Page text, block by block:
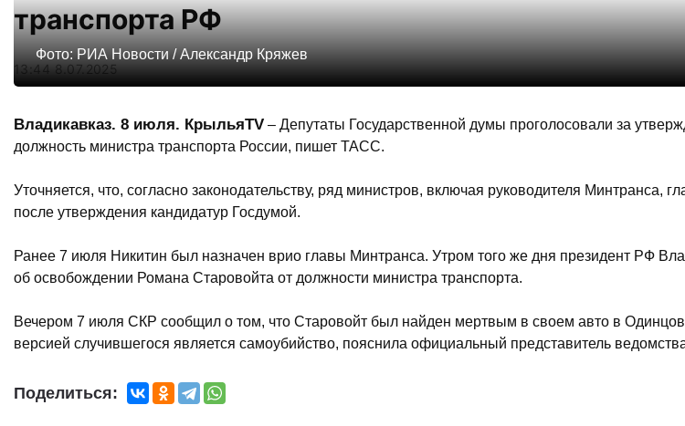
транспорта РФ
13:44 8.07.2025
Фото: РИА Новости / Александр Кряжев
Владикавказ. 8 июля. КрыльяTV – Депутаты Государственной думы проголосовали за
должность министра транспорта России, пишет ТАСС.
Уточняется, что, согласно законодательству, ряд министров, включая руководителя Минтранса,
после утверждения кандидатур Госдумой.
Ранее 7 июля Никитин был назначен врио главы Минтранса. Утром того же дня президент РФ
об освобождении Романа Старовойта от должности министра транспорта.
Вечером 7 июля СКР сообщил о том, что Старовойт был найден мертвым в своем авто в
версией случившегося является самоубийство, пояснила официальный представитель
Поделиться: